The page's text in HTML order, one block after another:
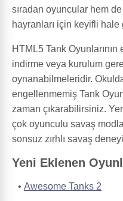
sıradan oyuncular hem
hayranları için keyifli hale
HTML5 Tank
indirme veya kurulum
oynanabilmeleridir.
engellenmemiş Tank
zaman çıkarabilirsiniz.
çok oyunculu savaş
sonsuz zırhlı savaş
Yeni Eklenen
Awesome Tanks 2